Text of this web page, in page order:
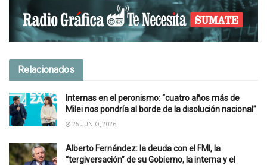
Relacionados
Internas en el peronismo: “cuatro años más de
Milei nos pondría al borde de la disolución nacional”
25 JUNIO, 2026
Alberto Fernández: la deuda con el FMI, la
“tergiversación” de su Gobierno, la interna y el